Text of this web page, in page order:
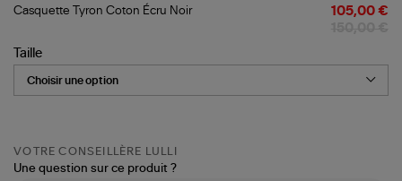
Casquette
Écru
Noir
Casquette Tyron Coton Écru Noir 105,00 €
Taille
VOTRE CONSEILLÈRE LULLI
Une question sur ce produit ?